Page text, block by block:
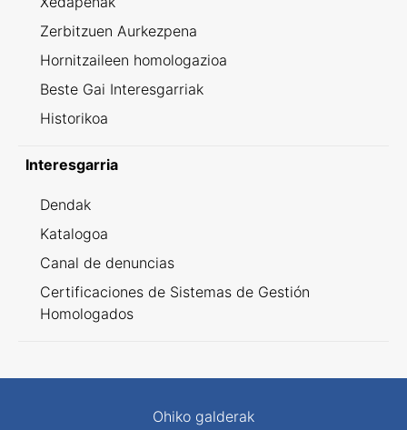
Zerbitzuen Aurkezpena
Hornitzaileen homologazioa
Beste Gai Interesgarriak
Historikoa
Interesgarria
Dendak
Katalogoa
Canal de denuncias
Certificaciones de Sistemas de Gestión
Homologados
Ohiko galderak